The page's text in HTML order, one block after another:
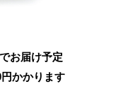
お届け予定
円かかります